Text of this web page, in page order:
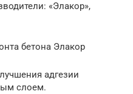
«Элакор»,
бетона Элакор
адгезии
слоем.